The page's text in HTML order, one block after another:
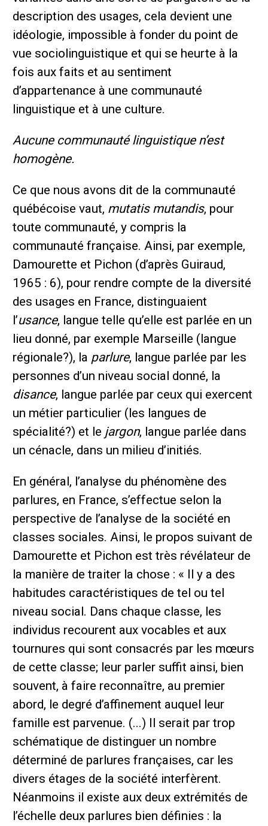
description des usages, cela devient une
idéologie, impossible à fonder du point de
vue sociolinguistique et qui se heurte à la
fois aux faits et au sentiment
d’appartenance à une communauté
linguistique et à une culture.
Aucune communauté linguistique n’est
homogène.
Ce que nous avons dit de la communauté
québécoise vaut, mutatis mutandis, pour
toute communauté, y compris la
communauté française. Ainsi, par exemple,
Damourette et Pichon (d’après Guiraud,
1965 : 6), pour rendre compte de la diversité
des usages en France, distinguaient
l’usance, langue telle qu’elle est parlée en un
lieu donné, par exemple Marseille (langue
régionale?), la parlure, langue parlée par les
personnes d’un niveau social donné, la
disance, langue parlée par ceux qui exercent
un métier particulier (les langues de
spécialité?) et le jargon, langue parlée dans
un cénacle, dans un milieu d’initiés.
En général, l’analyse du phénomène des
parlures, en France, s’effectue selon la
perspective de l’analyse de la société en
classes sociales. Ainsi, le propos suivant de
Damourette et Pichon est très révélateur de
la manière de traiter la chose : « Il y a des
habitudes caractéristiques de tel ou tel
niveau social. Dans chaque classe, les
individus recourent aux vocables et aux
tournures qui sont consacrés par les mœurs
de cette classe; leur parler suffit ainsi, bien
souvent, à faire reconnaître, au premier
abord, le degré d’affinement auquel leur
famille est parvenue. (...) Il serait par trop
schématique de distinguer un nombre
déterminé de parlures françaises, car les
divers étages de la société interfèrent.
Néanmoins il existe aux deux extrémités de
l’échelle deux parlures bien définies : la